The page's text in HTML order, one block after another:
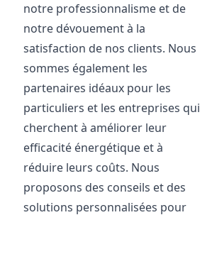
notre professionnalisme et de
notre dévouement à la
satisfaction de nos clients. Nous
sommes également les
partenaires idéaux pour les
particuliers et les entreprises qui
cherchent à améliorer leur
efficacité énergétique et à
réduire leurs coûts. Nous
proposons des conseils et des
solutions personnalisées pour